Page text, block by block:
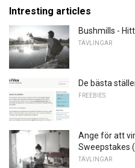
Intresting articles
Bushmills -
TÄVLINGAR
De bästa
FREEBIES
Ange för att
Sweepstakes
TÄVLINGAR